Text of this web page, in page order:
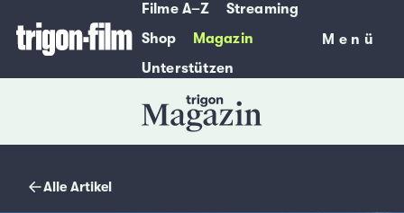
Filme A–Z
Streaming
Shop
Magazin
Unterstützen
Menü
Menü
Magazin
Alle Artikel